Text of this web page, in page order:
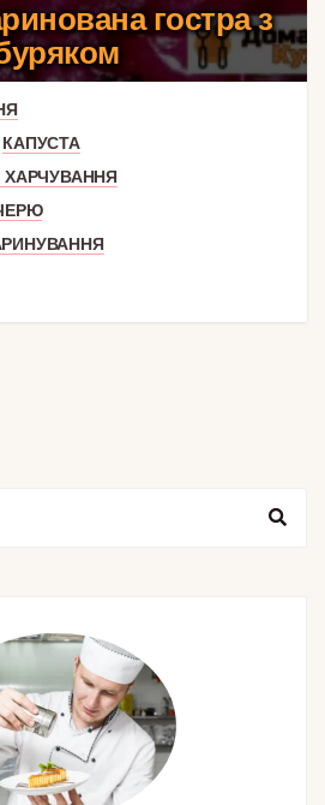
гостра з
КАПУСТА
ХАРЧУВАННЯ